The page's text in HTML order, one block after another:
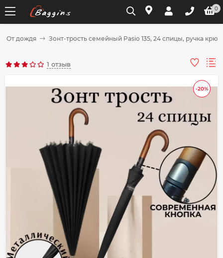
0
От дождя Зонт-трость семейный Pasio 135, 24 спицы, ручка
1 отзыв
-20%
оплатуна части
без переплат
График платежей
Добавляйте товары
в корзину